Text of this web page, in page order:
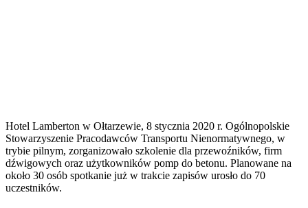
Hotel Lamberton w Ołtarzewie, 8 stycznia 2020 r. Ogólnopolskie
Stowarzyszenie Pracodawców Transportu Nienormatywnego, w
trybie pilnym, zorganizowało szkolenie dla przewoźników, firm
dźwigowych oraz użytkowników pomp do betonu. Planowane na
około 30 osób spotkanie już w trakcie zapisów urosło do 70
uczestników.